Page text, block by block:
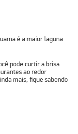
é a maior laguna
pode curtir a brisa
ao redor
mais, fique sabendo